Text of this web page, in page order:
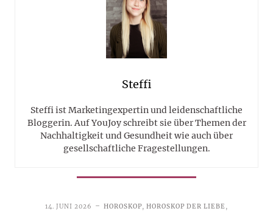
Steffi
Steffi ist Marketingexpertin und leidenschaftliche
Bloggerin. Auf YouJoy schreibt sie über Themen der
Nachhaltigkeit und Gesundheit wie auch über
gesellschaftliche Fragestellungen.
14. JUNI 2026 HOROSKOP,HOROSKOP DER LIEBE,